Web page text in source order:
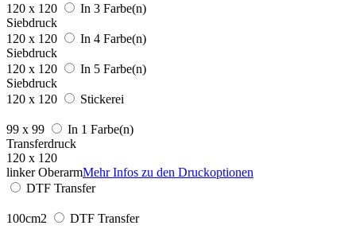
120 x 120
In 3 Farbe(n)
Siebdruck
120 x 120
In 4 Farbe(n)
Siebdruck
120 x 120
In 5 Farbe(n)
Siebdruck
120 x 120
Stickerei
99 x 99
In 1 Farbe(n)
Transferdruck
120 x 120
linker OberarmMehr Infos zu den Druckoptionen
DTF Transfer
100cm2 DTF Transfer